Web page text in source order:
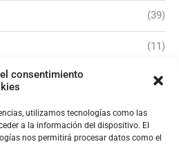
consentimiento
utilizamos tecnologías como las
a la información del dispositivo. El
nos permitirá procesar datos como el
(39)
(11)